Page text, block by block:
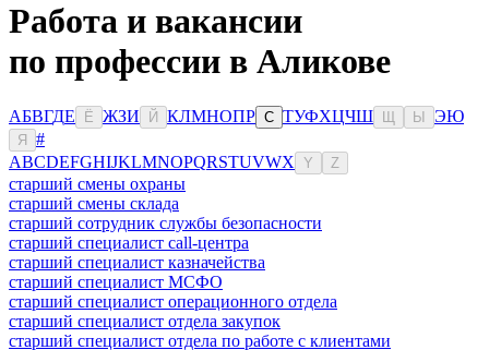
Работа и вакансии
по профессии в Аликове
АБВГДЕ Ё ЖЗИ Й КЛМНОПР С ТУФХЦЧШ Ы ЭЮ
Я
#
ABCDEFGHIJKLMNOPQRSTUVWX Y Z
старший смены охраны
старший смены склада
старший сотрудник службы безопасности
старший специалист call-центра
старший специалист казначейства
старший специалист МСФО
старший специалист операционного отдела
старший специалист отдела закупок
старший специалист отдела по работе с клиентами